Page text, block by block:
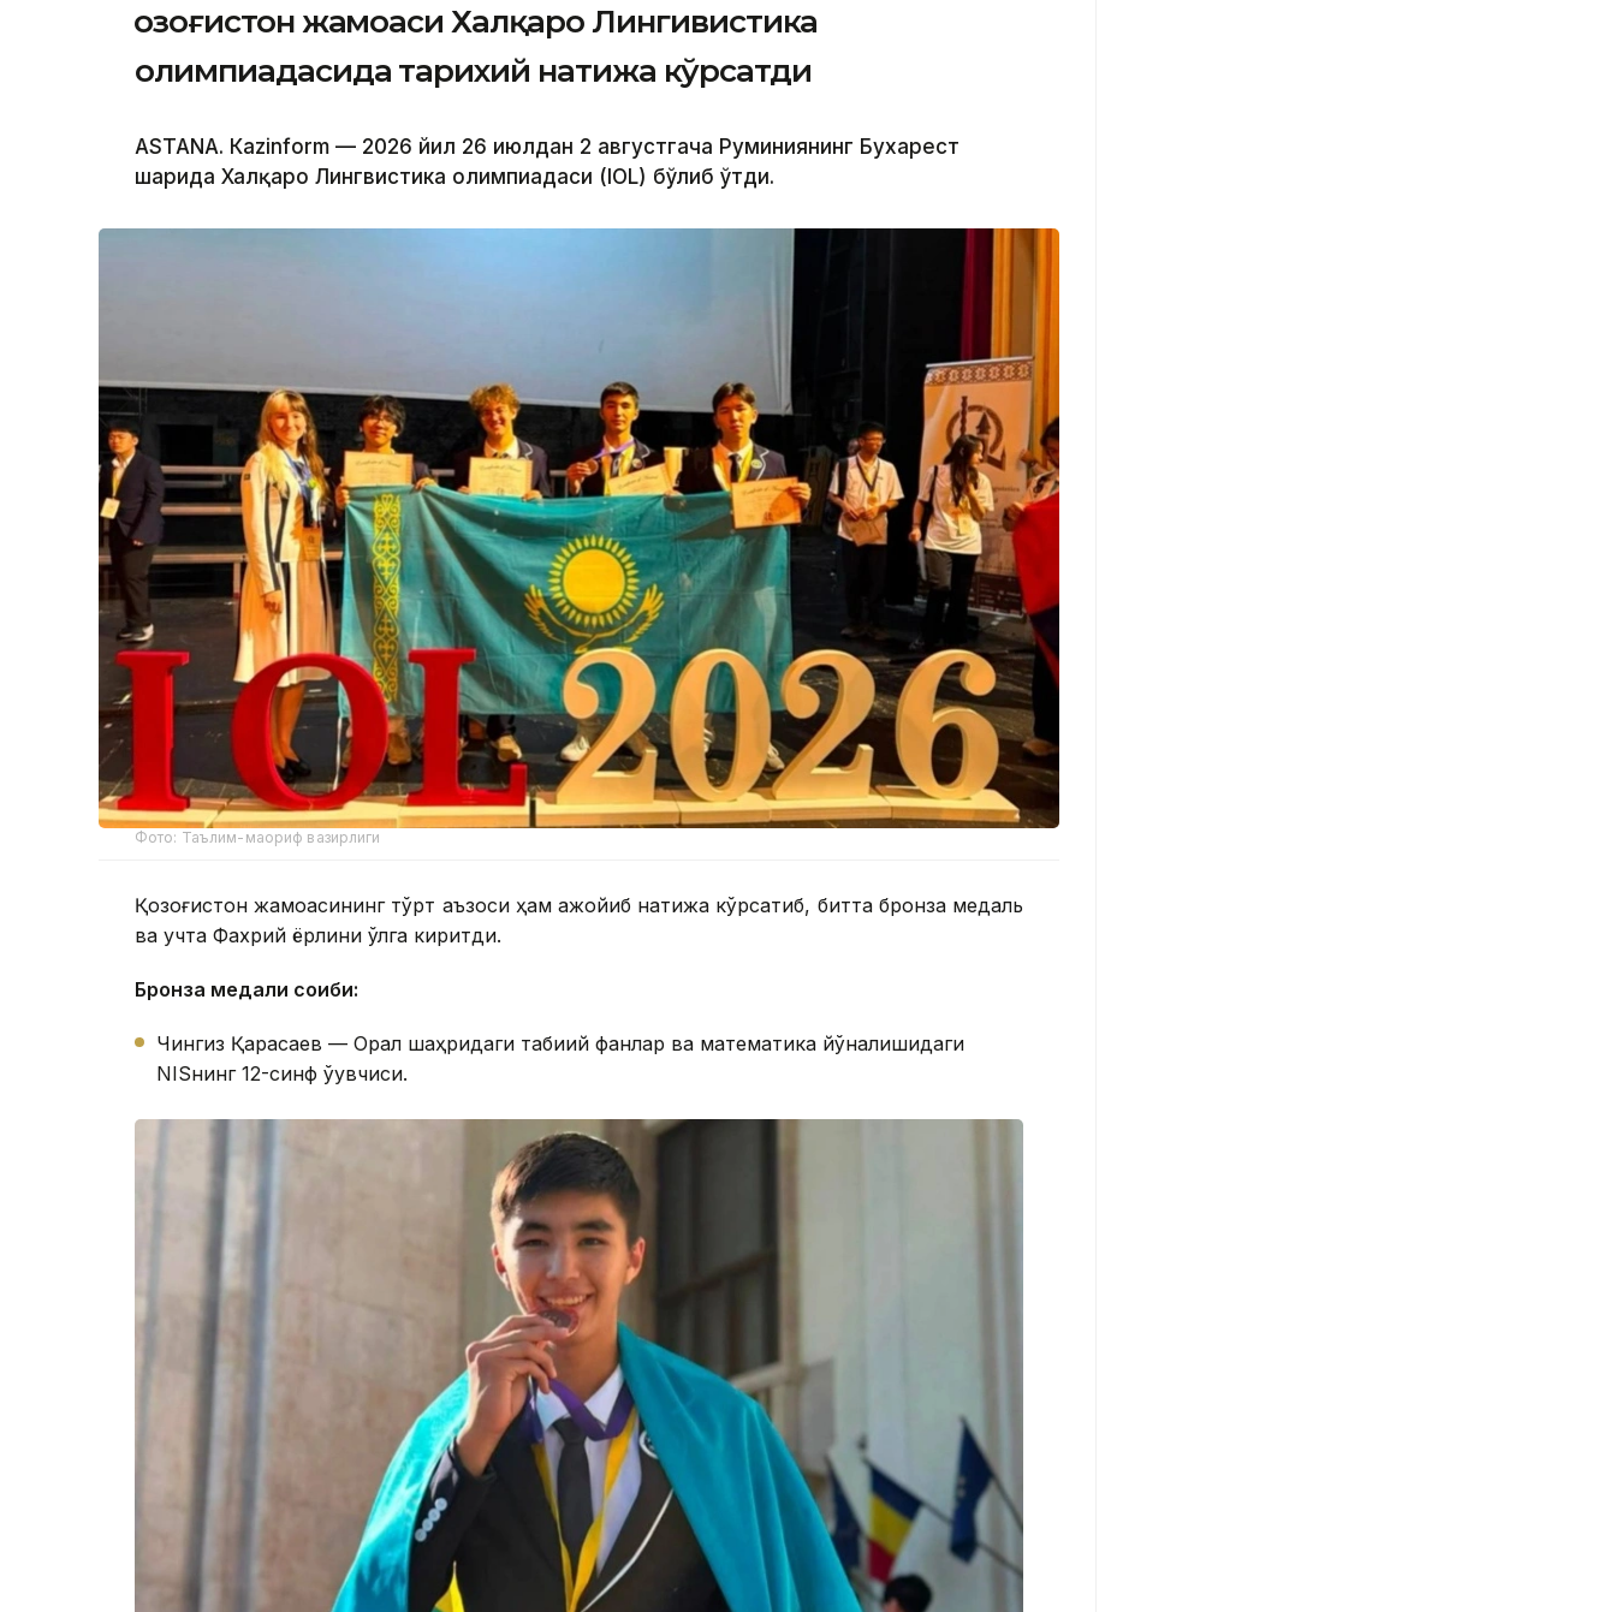
Қозоғистон жамоаси Халқаро Лингивистика
олимпиадасида тарихий натижа кўрсатди
ASTANА. Кazinform — 2026 йил 26 июлдан 2 августгача Руминиянинг Бухарест
шаҳрида Халқаро Лингвистика олимпиадаси (IOL) бўлиб ўтди.
Фото: Таълим-маориф вазирлиги
Қозоғистон жамоасининг тўрт аъзоси ҳам ажойиб натижа кўрсатиб, битта бронза медаль
ва учта Фахрий ёрлиқни қўлга киритди.
Бронза медали соҳиби:
Чингиз Қарасаев — Орал шаҳридаги табиий фанлар ва математика йўналишидаги
NISнинг 12-синф ўқувчиси.